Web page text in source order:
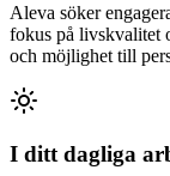
Aleva söker
fokus på livskvalitet
och möjlighet till
I ditt dagliga